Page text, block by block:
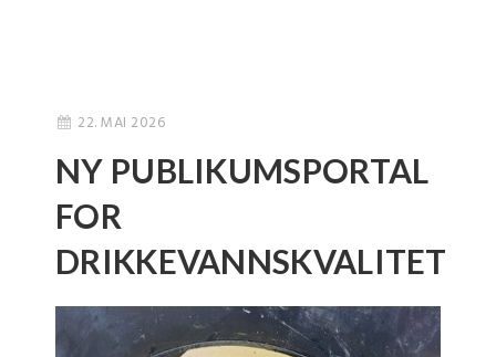
22. MAI 2026
NY PUBLIKUMSPORTAL
FOR
DRIKKEVANNSKVALITET